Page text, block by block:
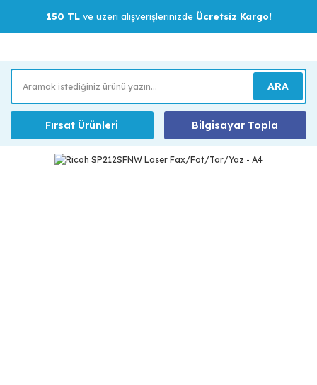
150 TLve üzeri alışverişlerinizde Ücretsiz Kargo!
ARA
Fırsat Ürünleri Bilgisayar Topla